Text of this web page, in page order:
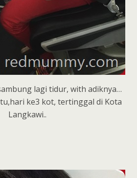
lagi tidur, with adiknya…
ke3 kot, tertinggal di Kota
Langkawi..